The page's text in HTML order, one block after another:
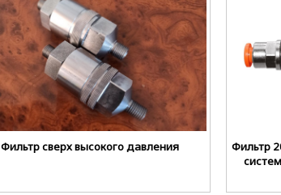
Фильтр сверх высокого давления
Фильтр